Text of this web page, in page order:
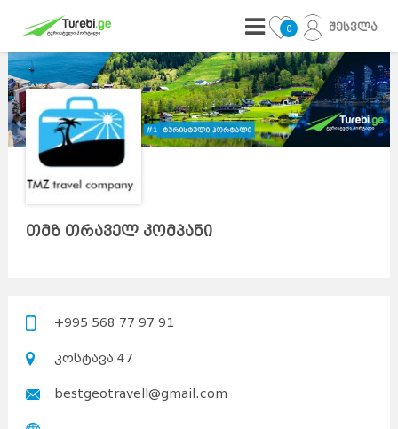
0 შესვლა
თმზ თრაველ კომპანი
+995 568 77 97 91
კოსტავა 47
bestgeotravell@gmail.com